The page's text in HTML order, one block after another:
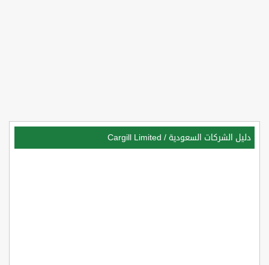
دليل الشركات السعودية /
Cargill Limited